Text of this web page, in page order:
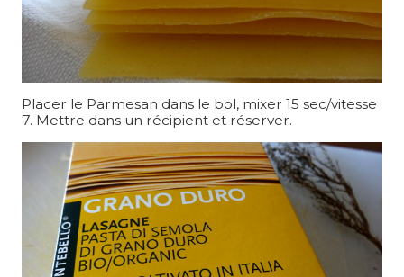
Placer le Parmesan dans le bol, mixer 15 sec/vitesse
7. Mettre dans un récipient et réserver.